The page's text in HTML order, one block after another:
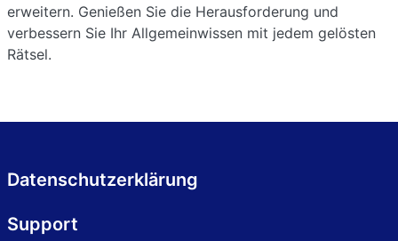
erweitern. Genießen Sie die Herausforderung und
verbessern Sie Ihr Allgemeinwissen mit jedem gelösten
Rätsel.
Datenschutzerklärung
Support